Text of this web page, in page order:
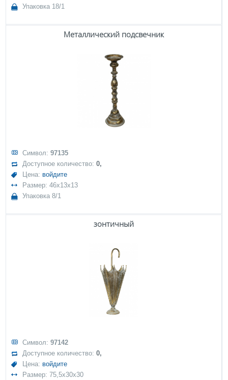
Упаковка 18/1
Металлический подсвечник
Символ:97135
Доступное количество:0,
Цена: войдите
Размер: 46x13x13
Упаковка 8/1
зонтичный
Символ:97142
Доступное количество:0,
Цена: войдите
Размер: 75,5x30x30